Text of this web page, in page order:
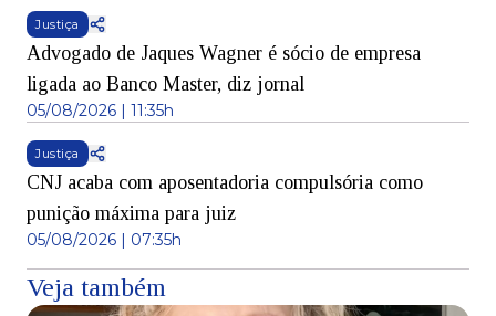
Justiça
Advogado de Jaques Wagner é sócio de empresa
ligada ao Banco Master, diz jornal
05/08/2026 | 11:35h
Justiça
CNJ acaba com aposentadoria compulsória como
punição máxima para juiz
05/08/2026 | 07:35h
Veja também